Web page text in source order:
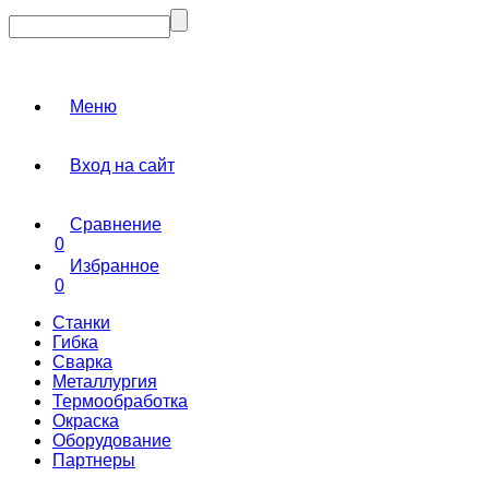
Меню
Вход на сайт
Сравнение
0
Избранное
0
Станки
Гибка
Сварка
Металлургия
Термообработка
Окраска
Оборудование
Партнеры